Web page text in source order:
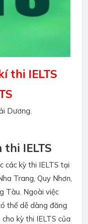
thi IELTS
Dương.
IELTS
các kỳ thi IELTS tại
Trang, Quy Nhơn,
Tàu. Ngoài việc
thể dễ dàng đăng
kỳ thi IELTS của